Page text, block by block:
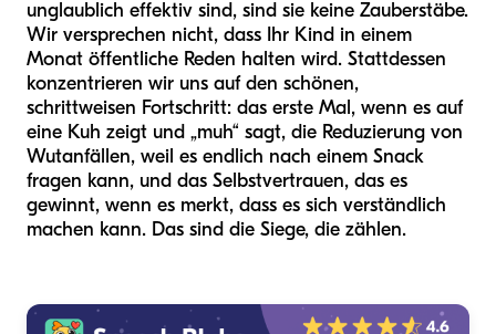
unglaublich effektiv sind, sind sie keine Zauberstäbe.
Wir versprechen nicht, dass Ihr Kind in einem
Monat öffentliche Reden halten wird. Stattdessen
konzentrieren wir uns auf den schönen,
schrittweisen Fortschritt: das erste Mal, wenn es auf
eine Kuh zeigt und „muh“ sagt, die Reduzierung von
Wutanfällen, weil es endlich nach einem Snack
fragen kann, und das Selbstvertrauen, das es
gewinnt, wenn es merkt, dass es sich verständlich
machen kann. Das sind die Siege, die zählen.